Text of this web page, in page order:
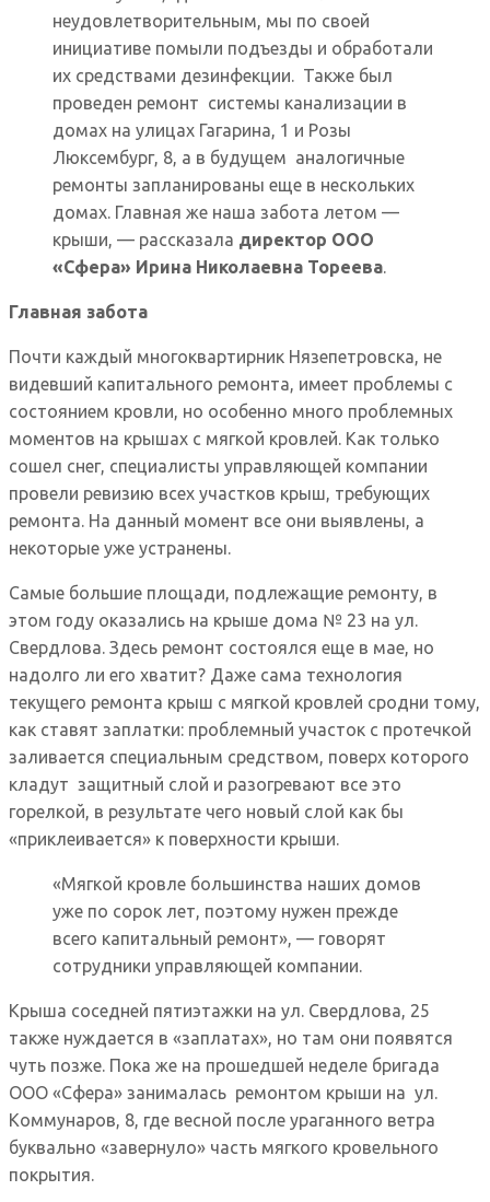
неудовлетворительным, мы по своей
инициативе помыли подъезды и обработали
их средствами дезинфекции. Также был
проведен ремонт системы канализации в
домах на улицах Гагарина, 1 и Розы
Люксембург, 8, а в будущем аналогичные
ремонты запланированы еще в нескольких
домах. Главная же наша забота летом —
крыши, — рассказала директор ООО
«Сфера» Ирина Николаевна Тореева.
Главная забота
Почти каждый многоквартирник Нязепетровска, не
видевший капитального ремонта, имеет проблемы с
состоянием кровли, но особенно много проблемных
моментов на крышах с мягкой кровлей. Как только
сошел снег, специалисты управляющей компании
провели ревизию всех участков крыш, требующих
ремонта. На данный момент все они выявлены, а
некоторые уже устранены.
Самые большие площади, подлежащие ремонту, в
этом году оказались на крыше дома № 23 на ул.
Свердлова. Здесь ремонт состоялся еще в мае, но
надолго ли его хватит? Даже сама технология
текущего ремонта крыш с мягкой кровлей сродни тому,
как ставят заплатки: проблемный участок с протечкой
заливается специальным средством, поверх которого
кладут защитный слой и разогревают все это
горелкой, в результате чего новый слой как бы
«приклеивается» к поверхности крыши.
«Мягкой кровле большинства наших домов
уже по сорок лет, поэтому нужен прежде
всего капитальный ремонт», — говорят
сотрудники управляющей компании.
Крыша соседней пятиэтажки на ул. Свердлова, 25
также нуждается в «заплатах», но там они появятся
чуть позже. Пока же на прошедшей неделе бригада
ООО «Сфера» занималась ремонтом крыши на ул.
Коммунаров, 8, где весной после ураганного ветра
буквально «завернуло» часть мягкого кровельного
покрытия.